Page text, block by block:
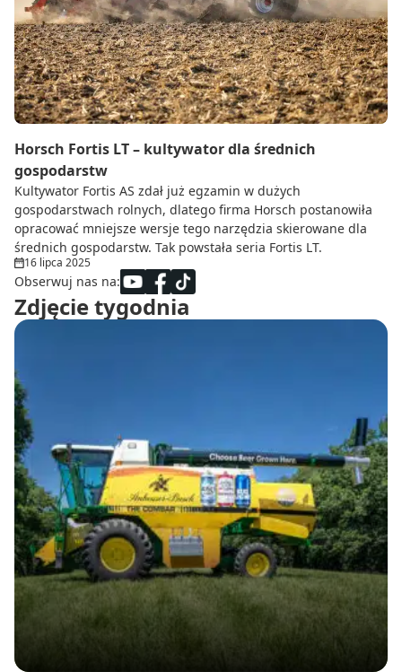
Do zbioru
Rolnictwo precyzyjne
Dealerzy
Ze świata techniki rolniczej
Horsch Fortis LT – kultywator dla średnich
gospodarstw
Kultywator Fortis AS zdał już egzamin w dużych
gospodarstwach rolnych, dlatego firma Horsch postanowiła
opracować mniejsze wersje tego narzędzia skierowane dla
średnich gospodarstw. Tak powstała seria Fortis LT.
16 lipca 2025
Obserwuj nas na:
Zdjęcie tygodnia